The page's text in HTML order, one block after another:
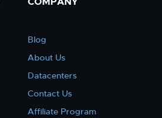
Blog
About Us
Datacenters
Contact Us
Affiliate Program